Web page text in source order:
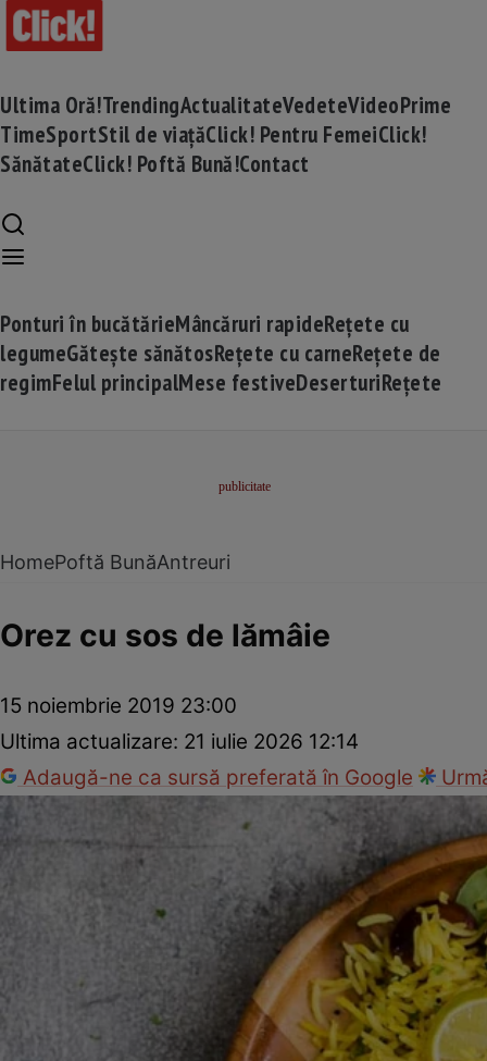
Ultima Oră!TrendingActualitateVedeteVideoPrime
TimeSportStil de viațăClick! Pentru FemeiClick!
SănătateClick! Poftă Bună!Contact
Ponturi în bucătărieMâncăruri rapideRețete cu
legumeGătește sănătosRețete cu carneRețete de
regimFelul principalMese festiveDeserturiRețete
HomePoftă BunăAntreuri
Orez cu sos de lămâie
15 noiembrie 2019 23:00
Ultima actualizare: 21 iulie 2026 12:14
Adaugă-ne ca sursă preferată în Google